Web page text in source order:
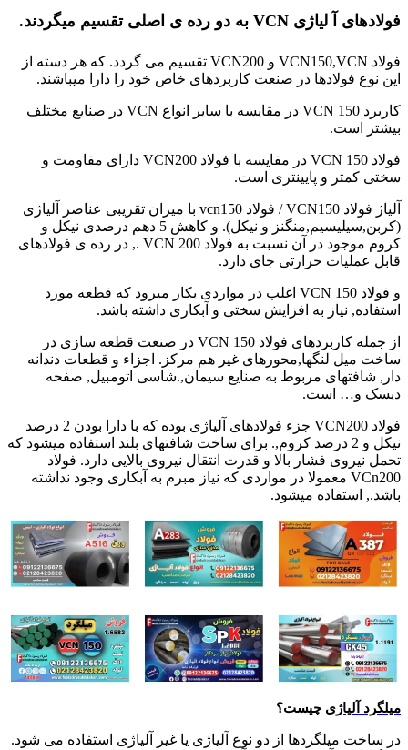
فولادهای آ لیاژی VCN به دو رده ی اصلی تقسیم میگردند.
فولاد VCN150,VCN و VCN200 تقسیم می گردد. که هر دسته از
این نوع فولادها در صنعت کاربردهای خاص خود را دارا میباشند.
کاربرد VCN 150 در مقایسه با سایر انواع VCN در صنایع مختلف
بیشتر است.
فولاد VCN 150 در مقایسه با فولاد VCN200 دارای مقاومت و
سختی کمتر و پایینتری است.
آلیاژ فولاد VCN150 / فولاد vcn150 با میزان تقریبی عناصر آلیاژی
(کربن,سیلیسیم,منگنز و نیکل). و کاهش 5 دهم درصدی نیکل و
کروم موجود در آن نسبت به فولاد VCN 200 ., در رده ی فولادهای
قابل عملیات حرارتی جای دارد.
و فولاد VCN 150 اغلب در مواردی بکار میرود که قطعه مورد
استفاده, نیاز به افزایش سختی و آبکاری داشته باشد.
از جمله کاربردهای فولاد VCN 150 در صنعت قطعه سازی در
ساخت میل لنگها,محورهای غیر هم مرکز. اجزاء و قطعات دندانه
دار, شافتهای مربوط به صنایع سیمان,.شاسی اتومبیل, صفحه
دیسک و… است.
فولاد VCN200 جزء فولادهای آلیاژی بوده که با دارا بودن 2 درصد
نیکل و 2 درصد کروم,. برای ساخت شافتهای بلند استفاده میشود که
تحمل نیروی فشار بالا و قدرت انتقال نیروی بالایی دارد. فولاد
VCn200 معمولا در مواردی که نیاز مبرم به آبکاری وجود نداشته
باشد., استفاده میشود.
میلگرد آلیاژی چیست؟
در ساخت میلگردها از دو نوع آلیاژی یا غیر آلیاژی استفاده می شود.